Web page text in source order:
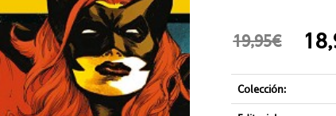
19,95€
Colección: